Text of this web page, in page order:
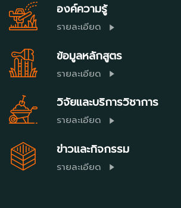
องค์ความรู้
รายละเอียด
ข้อมูลหลักสูตร
รายละเอียด
วิจัยและบริการวิชาการ
รายละเอียด
ข่าวและกิจกรรม
รายละเอียด